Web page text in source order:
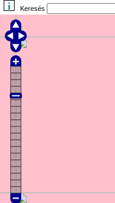
Keresés